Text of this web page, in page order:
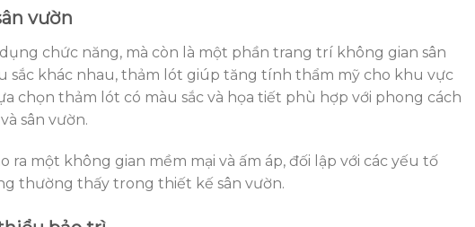
vườn
chức năng, mà còn là một phần trang trí không gian sân
sắc khác nhau, thảm lót giúp tăng tính thẩm mỹ cho khu vực
chọn thảm lót có màu sắc và họa tiết phù hợp với phong cách
sân vườn.
ra một không gian mềm mại và ấm áp, đối lập với các yếu tố
thường thấy trong thiết kế sân vườn.